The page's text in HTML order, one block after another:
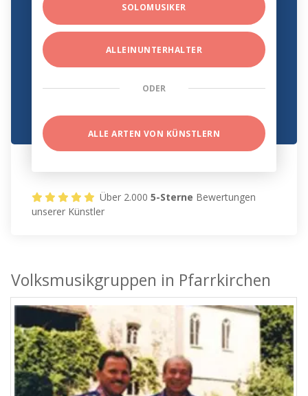
SOLOMUSIKER
ALLEINUNTERHALTER
ODER
ALLE ARTEN VON KÜNSTLERN
Über 2.0005-Sterne Bewertungen
unserer Künstler
Volksmusikgruppen in Pfarrkirchen